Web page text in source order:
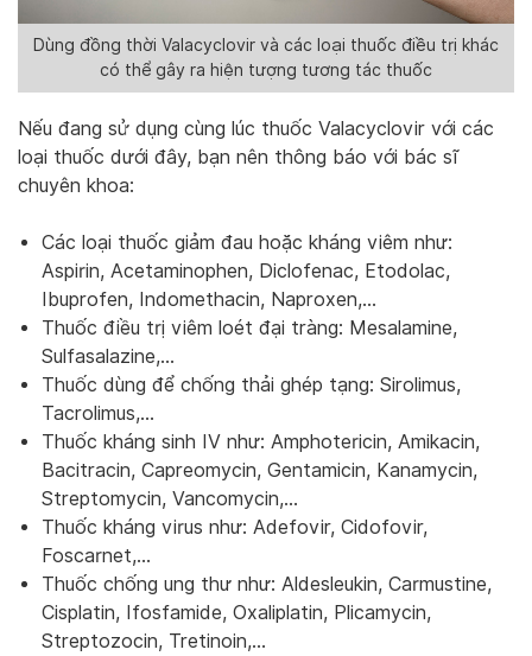
Dùng đồng thời Valacyclovir và các loại thuốc điều trị khác
có thể gây ra hiện tượng tương tác thuốc
Nếu đang sử dụng cùng lúc thuốc Valacyclovir với các
loại thuốc dưới đây, bạn nên thông báo với bác sĩ
chuyên khoa:
Các loại thuốc giảm đau hoặc kháng viêm như:
Aspirin, Acetaminophen, Diclofenac, Etodolac,
Ibuprofen, Indomethacin, Naproxen,…
Thuốc điều trị viêm loét đại tràng: Mesalamine,
Sulfasalazine,…
Thuốc dùng để chống thải ghép tạng: Sirolimus,
Tacrolimus,…
Thuốc kháng sinh IV như: Amphotericin, Amikacin,
Bacitracin, Capreomycin, Gentamicin, Kanamycin,
Streptomycin, Vancomycin,…
Thuốc kháng virus như: Adefovir, Cidofovir,
Foscarnet,…
Thuốc chống ung thư như: Aldesleukin, Carmustine,
Cisplatin, Ifosfamide, Oxaliplatin, Plicamycin,
Streptozocin, Tretinoin,…